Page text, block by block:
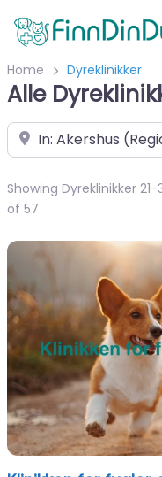
Home Dyreklinikker
Alle
Velg by/sted
Showing Dyreklinikker 21-
of 57